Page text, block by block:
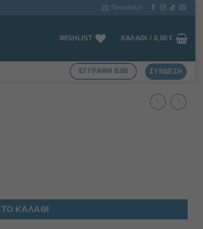
Newsletter
WISHLIST ΚΑΛΆΘΙ /0,00€
ΕΓΓΡΑΦΗ B2B ΣΎΝΔΕΣΗ
ΚΑΛΆΘΙ